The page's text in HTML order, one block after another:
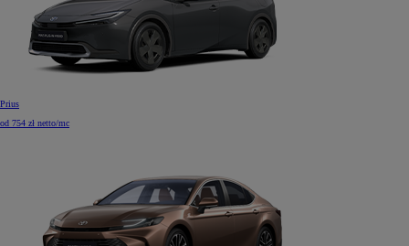
Prius
od 754 zł netto/mc